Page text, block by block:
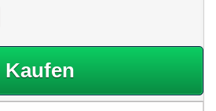
Kaufen